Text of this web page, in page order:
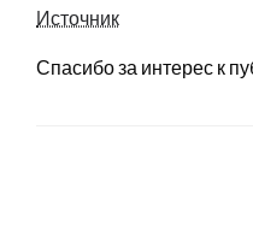
Источник
Спасибо за интерес к